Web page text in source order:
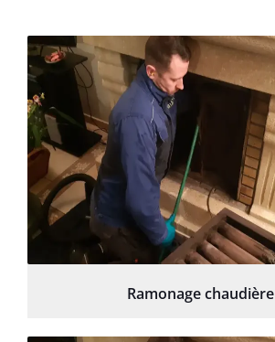
Ramonage chaudière